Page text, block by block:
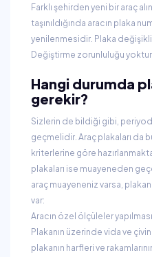
Farklı şehirden yeni bir araç
taşınıldığında aracın plaka
yenilenmesidir. Plaka
Değiştirme zorunluluğu yoktur.
Hangi durumda
gerekir?
Sizlerin de bildiği gibi,
geçmelidir. Araç plakaları da
kriterlerine göre
plakaları ise muayeneden
araç muayeneniz varsa,
var:
Aracın özel ölçüleler yapılması
Plakanın üzerinde vida ve
plakanın harfleri ve